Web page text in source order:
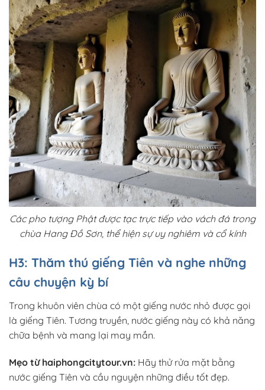
Các pho tượng Phật được tạc trực tiếp vào vách đá trong
chùa Hang Đồ Sơn, thể hiện sự uy nghiêm và cổ kính
H3: Thăm thú giếng Tiên và nghe những
câu chuyện kỳ bí
Trong khuôn viên chùa có một giếng nước nhỏ được gọi
là giếng Tiên. Tương truyền, nước giếng này có khả năng
chữa bệnh và mang lại may mắn.
Mẹo từ haiphongcitytour.vn: Hãy thử rửa mặt bằng
nước giếng Tiên và cầu nguyện những điều tốt đẹp.